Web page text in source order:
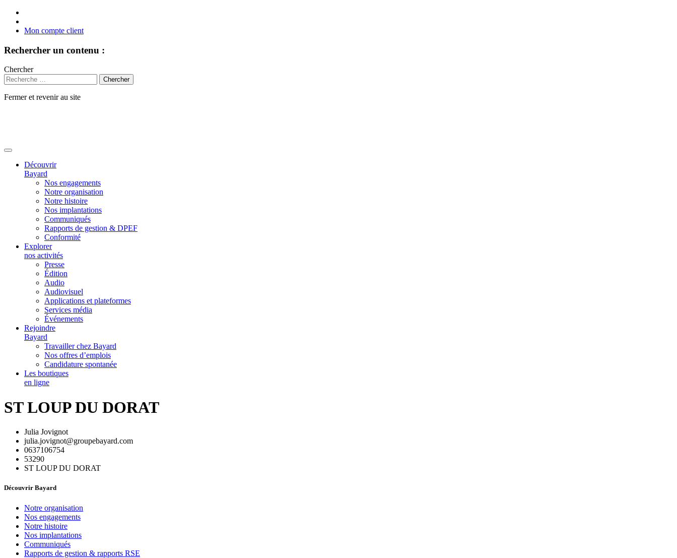
Mon compte client
Rechercher un contenu :
Chercher
Fermer et revenir au site
Découvrir
Bayard
Nos engagements
Notre organisation
Notre histoire
Nos implantations
Communiqués
Rapports de gestion & DPEF
Conformité
Explorer
nos activités
Presse
Édition
Audio
Audiovisuel
Applications et plateformes
Services média
Événements
Rejoindre
Bayard
Travailler chez Bayard
Nos offres d’emplois
Candidature spontanée
Les boutiques
en ligne
ST LOUP DU DORAT
Julia Jovignot
julia.jovignot@groupebayard.com
0637106754
53290
ST LOUP DU DORAT
Découvrir Bayard
Notre organisation
Nos engagements
Notre histoire
Nos implantations
Communiqués
Rapports de gestion & rapports RSE